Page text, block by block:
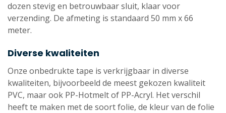
dozen stevig en betrouwbaar sluit, klaar voor
verzending. De afmeting is standaard 50 mm x 66
meter.
Diverse kwaliteiten
Onze onbedrukte tape is verkrijgbaar in diverse
kwaliteiten, bijvoorbeeld de meest gekozen kwaliteit
PVC, maar ook PP-Hotmelt of PP-Acryl. Het verschil
heeft te maken met de soort folie, de kleur van de folie